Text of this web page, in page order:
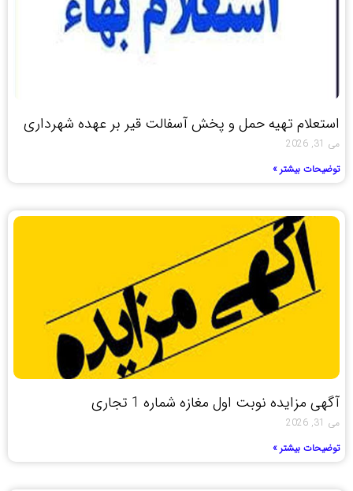
استعلام تهیه حمل و پخش آسفالت قیر بر عهده شهرداری
می 31, 2026
توضیحات بیشتر »
آگهی مزایده نوبت اول مغازه شماره 1 تجاری
می 31, 2026
توضیحات بیشتر »